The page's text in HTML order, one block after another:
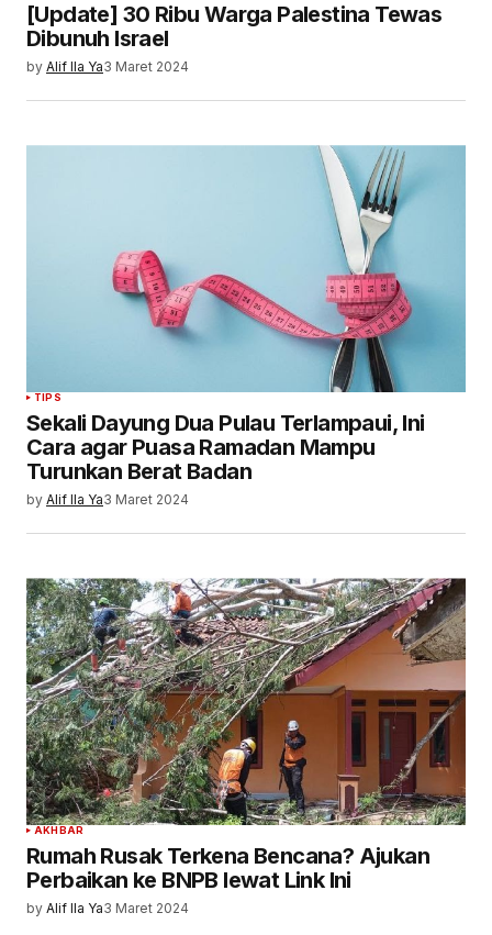
[Update] 30 Ribu Warga Palestina Tewas
Dibunuh Israel
by Alif Ila Ya3 Maret 2024
TIPS
Sekali Dayung Dua Pulau Terlampaui, Ini
Cara agar Puasa Ramadan Mampu
Turunkan Berat Badan
by Alif Ila Ya3 Maret 2024
AKHBAR
Rumah Rusak Terkena Bencana? Ajukan
Perbaikan ke BNPB lewat Link Ini
by Alif Ila Ya3 Maret 2024